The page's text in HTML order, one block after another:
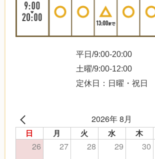
平日/9:00-20:00
土曜/9:00-12:00
定休日：日曜・祝日
2026年 8月
日 月 火 水 木
26 27 28 29 30